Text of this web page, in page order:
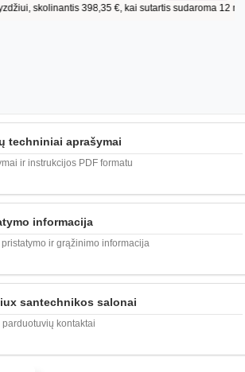
techniniai aprašymai
ir instrukcijos PDF formatu
informacija
pristatymo ir grąžinimo informacija
santechnikos salonai
parduotuvių kontaktai